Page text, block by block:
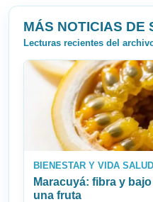
MÁS NOTICIAS DE
Lecturas recientes del
BIENESTAR Y VIDA
Maracuyá: fibra y
una fruta